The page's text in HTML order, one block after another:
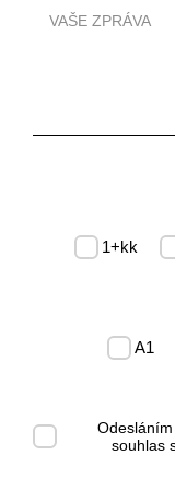
1+kk
A1
souhlas